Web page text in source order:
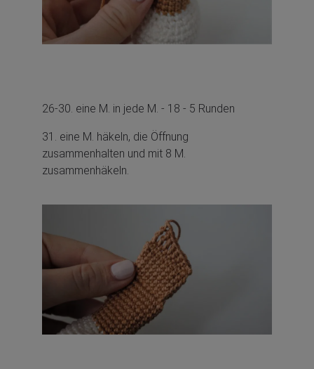
26-30. eine M. in jede M. - 18 - 5 Runden
31. eine M. häkeln, die Öffnung
zusammenhalten und mit 8 M.
zusammenhäkeln.